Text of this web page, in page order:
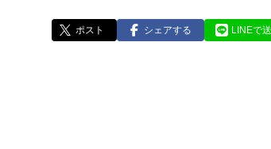
ポスト シェアする LINEで